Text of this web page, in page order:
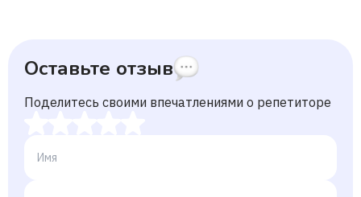
Оставьте отзыв
Поделитесь своими впечатлениями о репетиторе